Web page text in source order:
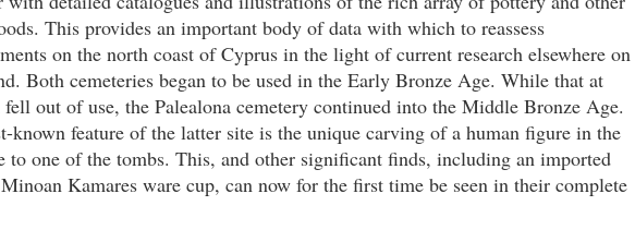
This provides an important body of data with which to reassess
on the north coast of Cyprus in the light of current research elsewhere on
Both cemeteries began to be used in the Early Bronze Age. While that at
fell out of use, the Palealona cemetery continued into the Middle Bronze Age.
known feature of the latter site is the unique carving of a human figure in the
to one of the tombs. This, and other significant finds, including an imported
Kamares ware cup, can now for the first time be seen in their complete